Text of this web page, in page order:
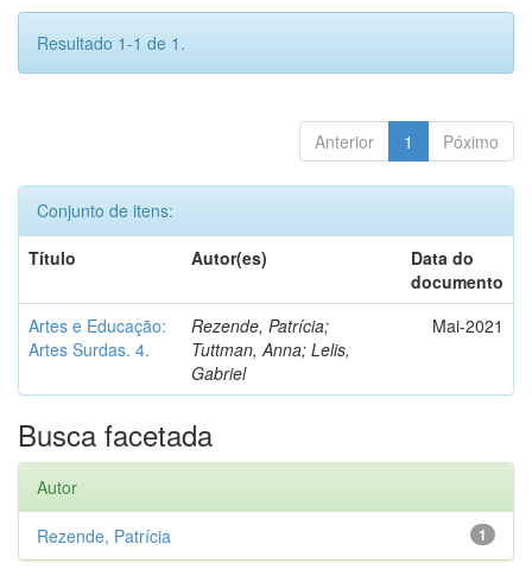
Resultado 1-1 de 1.
Anterior 1 Póximo
Conjunto de itens:
Título
Autor(es)
Data do
documento
Artes e Educação:
Artes Surdas. 4.
Rezende, Patrícia;
Tuttman, Anna; Lelis,
Gabriel
Mai-2021
Busca facetada
Autor
1
Rezende, Patrícia